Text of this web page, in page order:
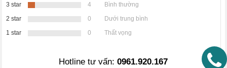
3 star
4
Bình thường
2 star
0
Dưới trung bình
1 star
0 Thất vọng
Hotline tư vấn: 0961.920.167